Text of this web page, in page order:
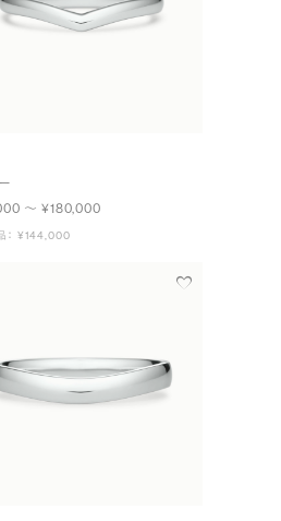
〜 ¥180,000
： ¥144,000